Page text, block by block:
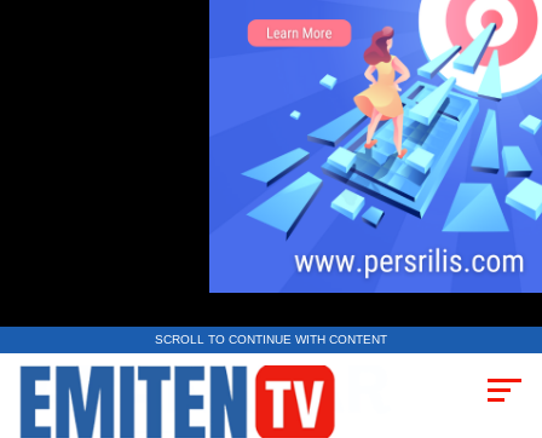
SCROLL TO CONTINUE WITH CONTENT